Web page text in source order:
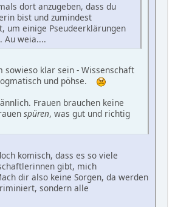
dort anzugeben, dass du
bist und zumindest
um einige Pseudeerklärungen
Au weia....
sowieso klar sein - Wissenschaft
und pöhse.
Frauen brauchen keine
spüren, was gut und richtig
komisch, dass es so viele
gibt, mich
dir also keine Sorgen, da werden
sondern alle